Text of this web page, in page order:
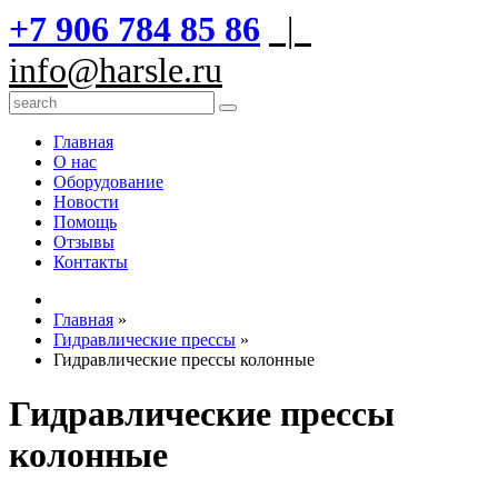
+7 906 784 85 86
|
info@harsle.ru
Главная
О нас
Оборудование
Новости
Помощь
Отзывы
Контакты
Главная »
Гидравлические прессы »
Гидравлические прессы колонные
Гидравлические прессы
колонные